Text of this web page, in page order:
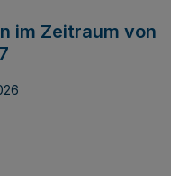
im Zeitraum von